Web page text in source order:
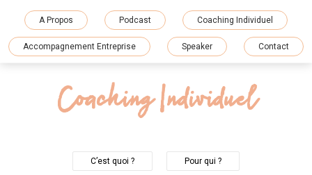
A Propos Podcast Coaching Individuel
Accompagnement Entreprise Speaker Contact
Coaching Individuel
C’est quoi ? Pour qui ?